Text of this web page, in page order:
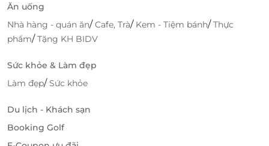
Ăn uống
Nhà hàng - quán ăn/Cafe, Trà/ Kem - Tiệm bánh/Thực
phẩm/Tặng KH BIDV
Sức khỏe & Làm đẹp
Làm đẹp/Sức khỏe
Du lịch - Khách sạn
Booking Golf